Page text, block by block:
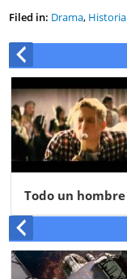
Filed in: Drama, Historia
Todo un hombre